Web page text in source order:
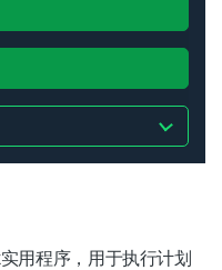
用程序，用于执行计划